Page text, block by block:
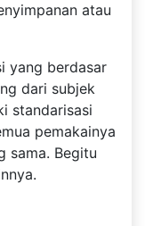
atau
yang berdasar
dari subjek
standarisasi
pemakainya
sama. Begitu